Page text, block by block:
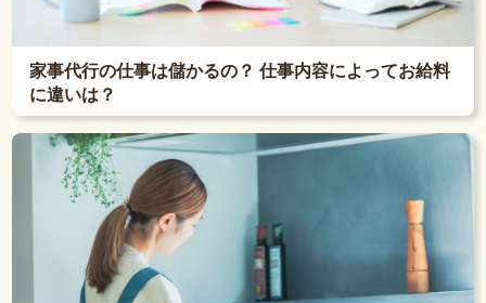
家事代行の仕事は儲かるの？ 仕事内容によってお給料
に違いは？